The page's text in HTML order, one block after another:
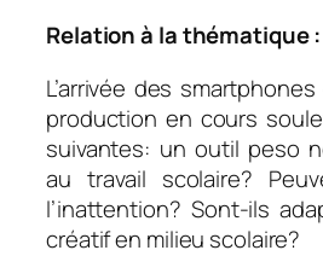
Relation à la thématique :
L’arrivée des
production en cours
suivantes: un outil peso
au travail scolaire?
l’inattention? Sont-ils
créatif en milieu scolaire?